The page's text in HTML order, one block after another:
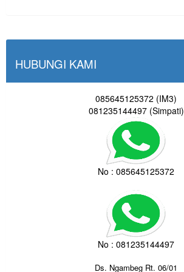
HUBUNGI KAMI
085645125372 (IM3)
081235144497 (Simpati)
No : 085645125372
No : 081235144497
Ds. Ngambeg Rt. 06/01